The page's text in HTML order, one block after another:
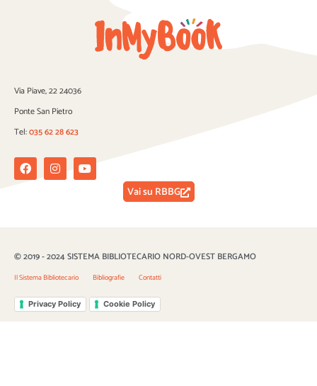
Via Piave, 22 24036
Ponte San Pietro
Tel:035 62 28 623
FacebookInstagramYoutube
Vai su RBBG
© 2019 - 2024 SISTEMA BIBLIOTECARIO NORD-OVEST BERGAMO
Il Sistema Bibliotecario Bibliografie Contatti
Privacy Policy Cookie Policy